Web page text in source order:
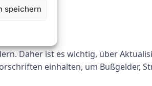
speichern
Daher ist es wichtig, über
einhalten, um Bußgelder,